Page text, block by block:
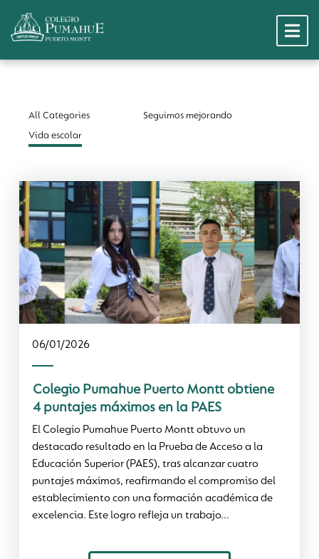
All Categories
Seguimos mejorando
Vida escolar
06/01/2026
Colegio Pumahue Puerto Montt obtiene
4 puntajes máximos en la PAES
El Colegio Pumahue Puerto Montt obtuvo un
destacado resultado en la Prueba de Acceso a la
Educación Superior (PAES), tras alcanzar cuatro
puntajes máximos, reafirmando el compromiso del
establecimiento con una formación académica de
excelencia. Este logro refleja un trabajo...